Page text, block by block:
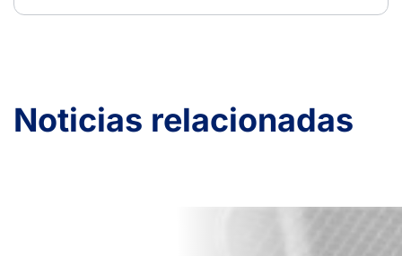
12 13 1
UNIUSO
Del 20 al 30 de julio, 2017
Noticias relacionadas